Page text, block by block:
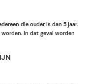
die ouder is dan 5 jaar.
In dat geval worden